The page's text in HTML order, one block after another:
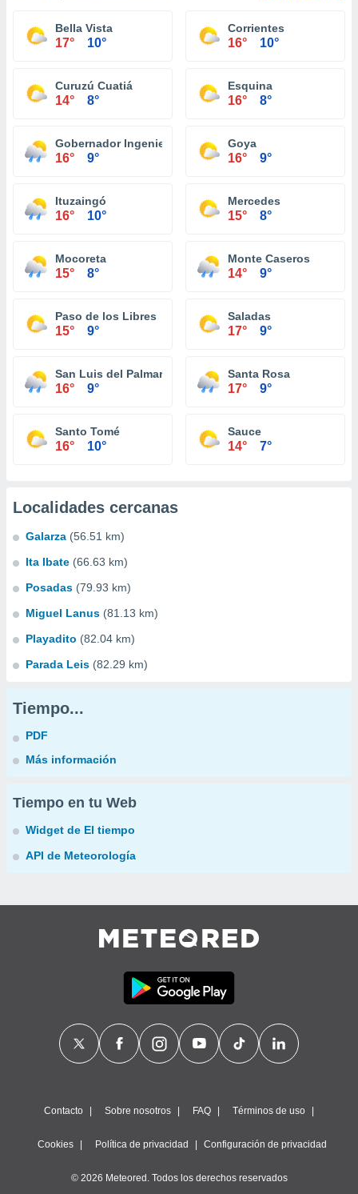
Bella Vista
17° 10°
Corrientes
16° 10°
Curuzú Cuatiá
14° 8°
Esquina
16° 8°
Gobernador Ingeniero Valentin Virasoro
16° 9°
Goya
16° 9°
Ituzaingó
16° 10°
Mercedes
15° 8°
Mocoreta
15° 8°
Monte Caseros
14° 9°
Paso de los Libres
15° 9°
Saladas
17° 9°
San Luis del Palmar
16° 9°
Santa Rosa
17° 9°
Santo Tomé
16° 10°
Sauce
14° 7°
Localidades cercanas
Galarza (56.51 km)
Ita Ibate (66.63 km)
Posadas (79.93 km)
Miguel Lanus (81.13 km)
Playadito (82.04 km)
Parada Leis (82.29 km)
Tiempo...
PDF
Más información
Tiempo en tu Web
Widget de El tiempo
API de Meteorología
Contacto Sobre nosotros FAQ Términos de uso
Cookies Política de privacidad Configuración de privacidad
© 2026 Meteored. Todos los derechos reservados